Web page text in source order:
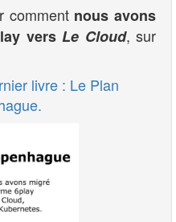
comment nous avons
versLe Cloud, sur
livre : Le Plan